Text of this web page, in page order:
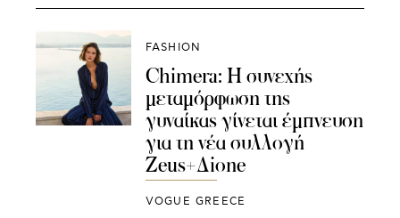
FASHION
Chimera: Η συνεχής
μεταμόρφωση της
γυναίκας γίνεται έμπνευση
για τη νέα συλλογή
Zeus+Δione
VOGUE GREECE